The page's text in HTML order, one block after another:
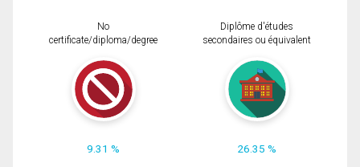
No
certificate/diploma/degree
9.31 %
Diplôme d'études
secondaires ou équivalent
26.35 %